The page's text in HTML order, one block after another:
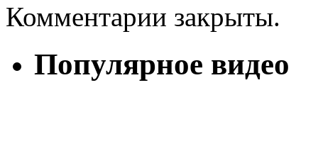
Комментарии закрыты.
Популярное видео